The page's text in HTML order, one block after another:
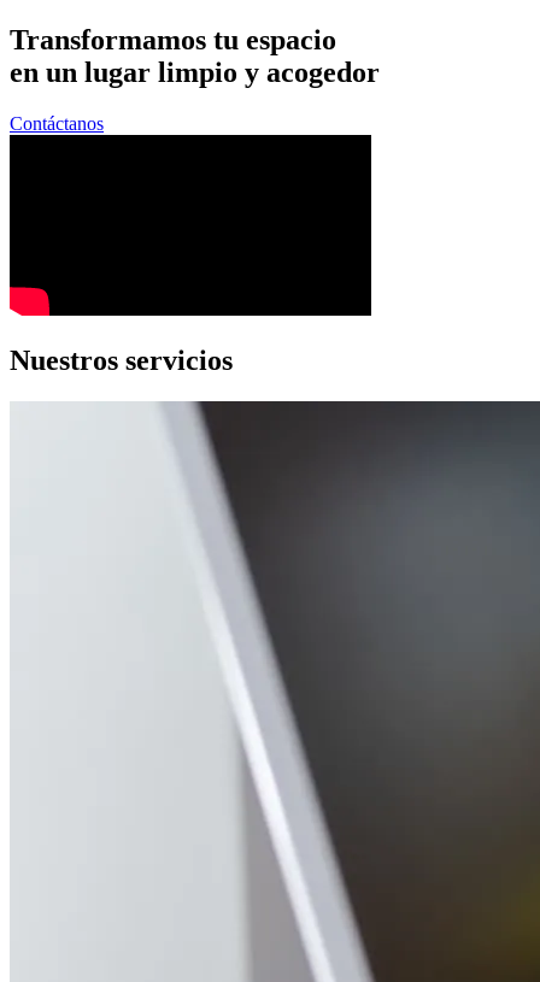
Transformamos tu espacio
en un lugar limpio y acogedor
Contáctanos
Nuestros servicios